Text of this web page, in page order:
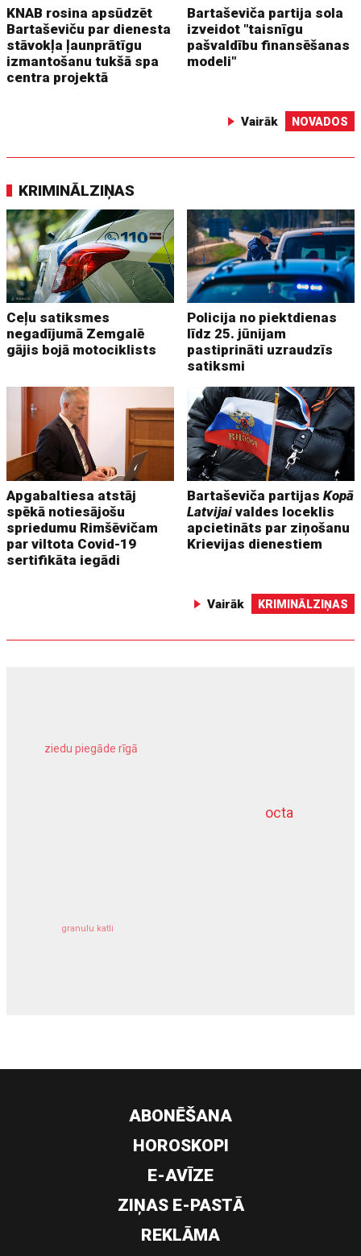
KNAB rosina apsūdzēt
Bartaševiču par dienesta
stāvokļa ļaunprātīgu
izmantošanu tukšā spa
centra projektā
Bartaševiča partija sola
izveidot "taisnīgu
pašvaldību finansēšanas
modeli"
Vairāk NOVADOS
KRIMINĀLZIŅAS
Ceļu satiksmes
negadījumā Zemgalē
gājis bojā motociklists
Policija no piektdienas
līdz 25. jūnijam
pastiprināti uzraudzīs
satiksmi
Apgabaltiesa atstāj
spēkā notiesājošu
spriedumu Rimšēvičam
par viltota Covid-19
sertifikāta iegādi
Bartaševiča partijasKopā
Latvijai valdes loceklis
apcietināts par ziņošanu
Krievijas dienestiem
Vairāk KRIMINĀLZIŅAS
octa
ziedu piegāde rīgā
granulu katli
dziļurbums
ABONĒŠANA
HOROSKOPI
E-AVĪZE
ZIŅAS E-PASTĀ
REKLĀMA